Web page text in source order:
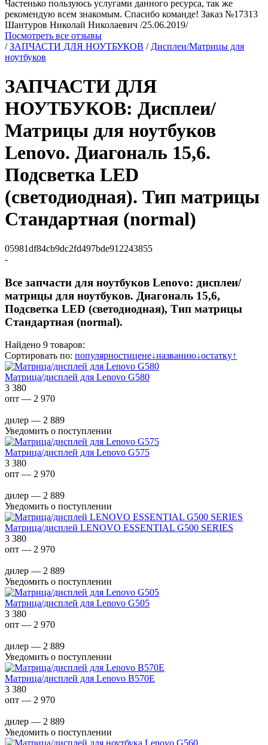
Частенько пользуюсь услугами данного ресурса, так же
рекомендую всем знакомым. Спасибо команде! Заказ №17313
Шантуров Николай Николаевич /25.06.2019/
Посмотреть все отзывы
/ЗАПЧАСТИ ДЛЯ НОУТБУКОВ / Дисплеи/Матрицы для
ноутбуков
ЗАПЧАСТИ ДЛЯ
НОУТБУКОВ: Дисплеи/
Матрицы для ноутбуков
Lenovo. Диагональ 15,6.
Подсветка LED
(светодиодная). Тип матрицы
Стандартная (normal)
05981df84cb9dc2fd497bde912243855
-
Все запчасти для ноутбуков Lenovo: дисплеи/
матрицы для ноутбуков. Диагональ 15,6,
Подсветка LED (светодиодная), Тип матрицы
Стандартная (normal).
Найдено 9 товаров:
Сортировать по: популярностицене↓названию↓остатку↑
Матрица/дисплей для Lenovo G580
3 380
опт — 2 970
дилер — 2 889
Уведомить о поступлении
Матрица/дисплей для Lenovo G575
3 380
опт — 2 970
дилер — 2 889
Уведомить о поступлении
Матрица/дисплей LENOVO ESSENTIAL G500 SERIES
3 380
опт — 2 970
дилер — 2 889
Уведомить о поступлении
Матрица/дисплей для Lenovo G505
3 380
опт — 2 970
дилер — 2 889
Уведомить о поступлении
Матрица/дисплей для Lenovo B570E
3 380
опт — 2 970
дилер — 2 889
Уведомить о поступлении